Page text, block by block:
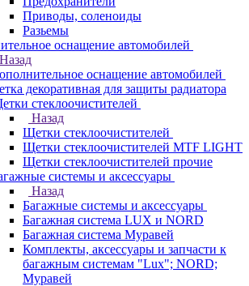
Приводы, соленоиды
Разьемы
оснащение автомобилей
Назад
оснащение автомобилей
декоративная для защиты радиатора
стеклоочистителей
Назад
Щетки стеклоочистителей
Щетки стеклоочистителей MTF LIGHT
Щетки стеклоочистителей прочие
системы и аксессуары
Назад
Багажные системы и аксессуары
Багажная система LUX и NORD
Багажная система Муравей
Комплекты, аксессуары и запчасти к
багажным системам "Lux"; NORD;
Муравей